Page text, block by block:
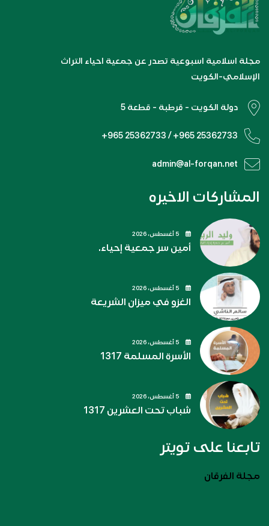
مجلة اسلامية اسبوعية تصدر عن جمعية احياء التراث
الإسلامي-الكويت
دولة الكويت - قرطبة - قطعة 5
+965 25362733 / +965 25362733
admin@al-forqan.net
المشاركات الاخيره
أمين سر جمعية إحياء.
الغزو في ميزان الشريعة
الأسرة المسلمة 1317
شباب تحت العشرين 1317
تابعنا على تويتر
مجلة الفرقان